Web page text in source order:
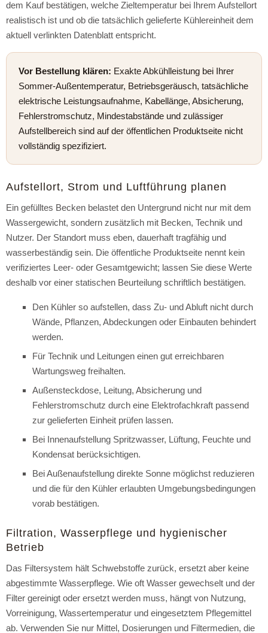
dem Kauf bestätigen, welche Zieltemperatur bei Ihrem Aufstellort
realistisch ist und ob die tatsächlich gelieferte Kühlereinheit dem
aktuell verlinkten Datenblatt entspricht.
Vor Bestellung klären: Exakte Abkühlleistung bei Ihrer
Sommer-Außentemperatur, Betriebsgeräusch, tatsächliche
elektrische Leistungsaufnahme, Kabellänge, Absicherung,
Fehlerstromschutz, Mindestabstände und zulässiger
Aufstellbereich sind auf der öffentlichen Produktseite nicht
vollständig spezifiziert.
Aufstellort, Strom und Luftführung planen
Ein gefülltes Becken belastet den Untergrund nicht nur mit dem
Wassergewicht, sondern zusätzlich mit Becken, Technik und
Nutzer. Der Standort muss eben, dauerhaft tragfähig und
wasserbeständig sein. Die öffentliche Produktseite nennt kein
verifiziertes Leer- oder Gesamtgewicht; lassen Sie diese Werte
deshalb vor einer statischen Beurteilung schriftlich bestätigen.
Den Kühler so aufstellen, dass Zu- und Abluft nicht durch
Wände, Pflanzen, Abdeckungen oder Einbauten behindert
werden.
Für Technik und Leitungen einen gut erreichbaren
Wartungsweg freihalten.
Außensteckdose, Leitung, Absicherung und
Fehlerstromschutz durch eine Elektrofachkraft passend
zur gelieferten Einheit prüfen lassen.
Bei Innenaufstellung Spritzwasser, Lüftung, Feuchte und
Kondensat berücksichtigen.
Bei Außenaufstellung direkte Sonne möglichst reduzieren
und die für den Kühler erlaubten Umgebungsbedingungen
vorab bestätigen.
Filtration, Wasserpflege und hygienischer
Betrieb
Das Filtersystem hält Schwebstoffe zurück, ersetzt aber keine
abgestimmte Wasserpflege. Wie oft Wasser gewechselt und der
Filter gereinigt oder ersetzt werden muss, hängt von Nutzung,
Vorreinigung, Wassertemperatur und eingesetztem Pflegemittel
ab. Verwenden Sie nur Mittel, Dosierungen und Filtermedien, die